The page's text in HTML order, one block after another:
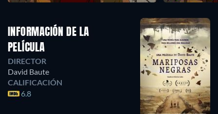
INFORMACIÓN DE LA
PELÍCULA
DIRECTOR
David Baute
CALIFICACIÓN
6.8